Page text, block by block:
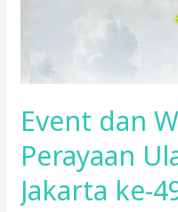
Event dan
Perayaan
Jakarta ke-